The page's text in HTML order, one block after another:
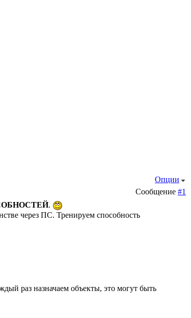
Опции
Сообщение #1
.
через ПС. Тренируем способность
раз назначаем объекты, это могут быть